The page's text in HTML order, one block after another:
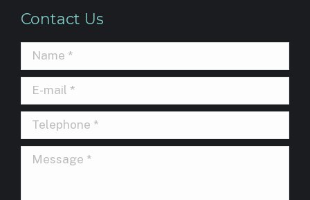
Contact Us
Name *
E-mail *
Telephone *
Message *